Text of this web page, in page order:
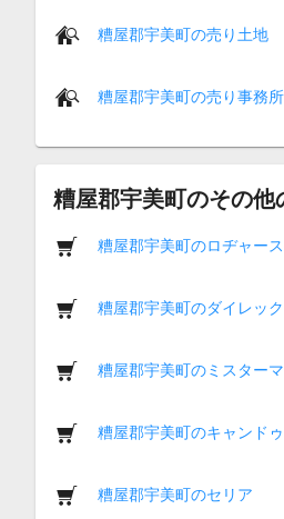
糟屋郡宇美町の売り土地
糟屋郡宇美町の売り事務所
糟屋郡宇美町のその
糟屋郡宇美町のロヂャース
糟屋郡宇美町のダイレッ
糟屋郡宇美町のミスター
糟屋郡宇美町のキャンドゥ
糟屋郡宇美町のセリア